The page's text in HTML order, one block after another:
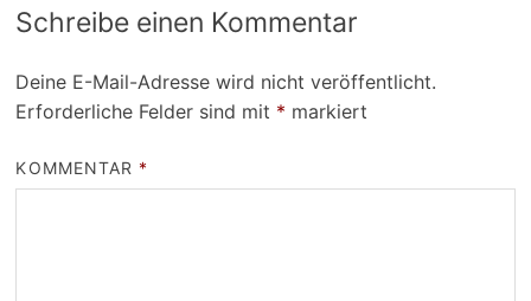
Schreibe einen Kommentar
Deine E-Mail-Adresse wird nicht veröffentlicht.
Erforderliche Felder sind mit * markiert
KOMMENTAR *